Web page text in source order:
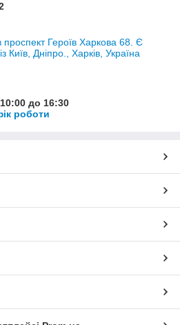
проспект Героїв Харкова 68. Є
Київ, Дніпро., Харків, Україна
до 16:30
роботи